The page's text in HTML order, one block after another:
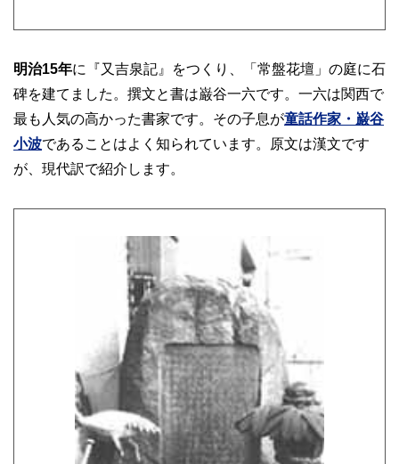
明治15年に『又吉泉記』をつくり、「常盤花壇」の庭に石
碑を建てました。撰文と書は巌谷一六です。一六は関西で
最も人気の高かった書家です。その子息が童話作家・巌谷
小波であることはよく知られています。原文は漢文です
が、現代訳で紹介します。